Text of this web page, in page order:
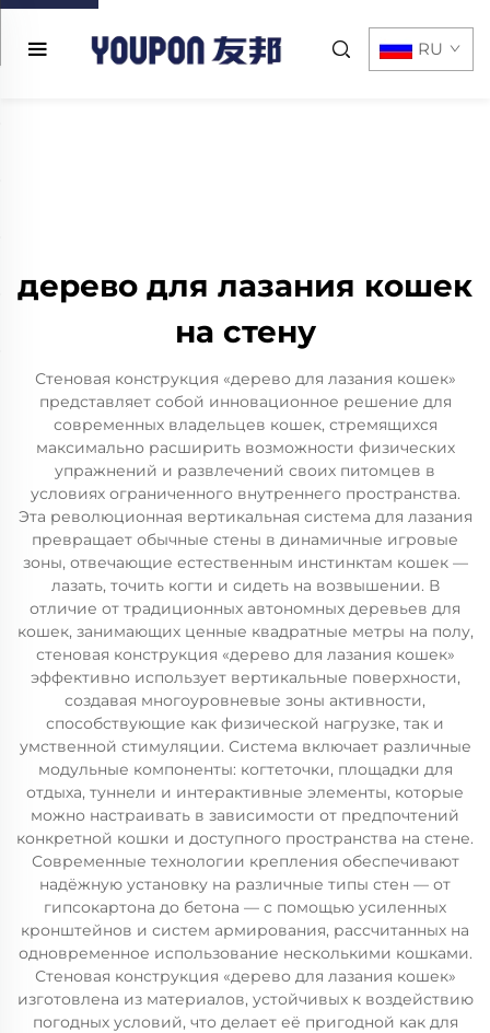
RU
дерево для лазания кошек
на стену
Стеновая конструкция «дерево для лазания кошек»
представляет собой инновационное решение для
современных владельцев кошек, стремящихся
максимально расширить возможности физических
упражнений и развлечений своих питомцев в
условиях ограниченного внутреннего пространства.
Эта революционная вертикальная система для лазания
превращает обычные стены в динамичные игровые
зоны, отвечающие естественным инстинктам кошек —
лазать, точить когти и сидеть на возвышении. В
отличие от традиционных автономных деревьев для
кошек, занимающих ценные квадратные метры на полу,
стеновая конструкция «дерево для лазания кошек»
эффективно использует вертикальные поверхности,
создавая многоуровневые зоны активности,
способствующие как физической нагрузке, так и
умственной стимуляции. Система включает различные
модульные компоненты: когтеточки, площадки для
отдыха, туннели и интерактивные элементы, которые
можно настраивать в зависимости от предпочтений
конкретной кошки и доступного пространства на стене.
Современные технологии крепления обеспечивают
надёжную установку на различные типы стен — от
гипсокартона до бетона — с помощью усиленных
кронштейнов и систем армирования, рассчитанных на
одновременное использование несколькими кошками.
Стеновая конструкция «дерево для лазания кошек»
изготовлена из материалов, устойчивых к воздействию
погодных условий, что делает её пригодной как для